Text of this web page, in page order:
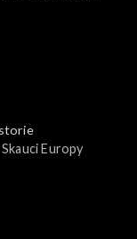
Europy